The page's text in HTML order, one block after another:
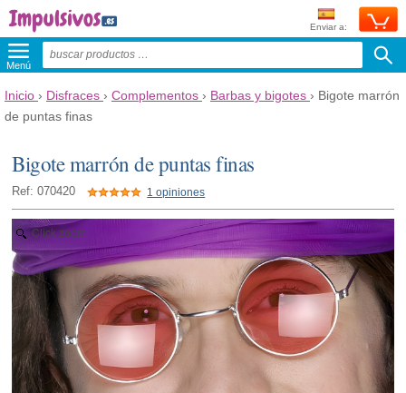
Enviar a:
Menú
Inicio › Disfraces › Complementos › Barbas y bigotes › Bigote marrón
de puntas finas
Bigote marrón de puntas finas
Ref: 070420 1 opiniones
Click zoom